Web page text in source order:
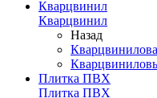
Кварцвинил
Кварцвинил
Назад
Плитка ПВХ
Плитка ПВХ